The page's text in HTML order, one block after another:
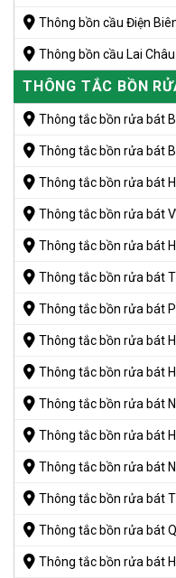
Thông bồn cầu Điện
Thông bồn cầu Lai Châu
THÔNG TẮC BỒN
Thông tắc bồn rửa bát
Thông tắc bồn rửa bát
Thông tắc bồn rửa bát
Thông tắc bồn rửa bát
Thông tắc bồn rửa bát
Thông tắc bồn rửa bát
Thông tắc bồn rửa bát
Thông tắc bồn rửa bát
Thông tắc bồn rửa bát
Thông tắc bồn rửa bát
Thông tắc bồn rửa bát
Thông tắc bồn rửa bát
Thông tắc bồn rửa bát
Thông tắc bồn rửa bát
Thông tắc bồn rửa bát